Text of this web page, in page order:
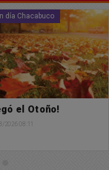
día Chacabuco
el Otoño!
2026 08:11